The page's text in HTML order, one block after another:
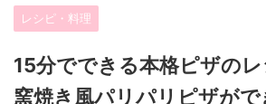
レシピ・料理
15分でできる本格ピザの
窯焼き風パリパリピザがで